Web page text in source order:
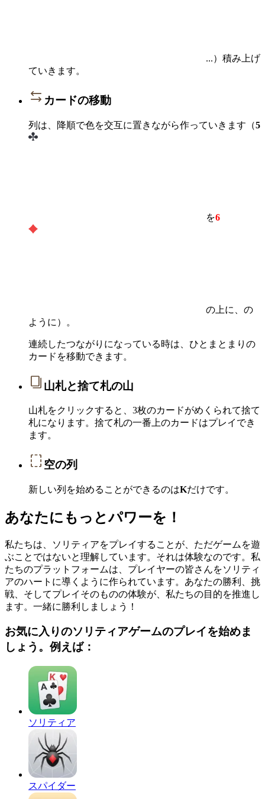
...）積み上げ
ていきます。
カードの移動
列は、降順で色を交互に置きながら作っていきます（5
を6
の上に、の
ように）。
連続したつながりになっている時は、ひとまとまりの
カードを移動できます。
山札と捨て札の山
山札をクリックすると、3枚のカードがめくられて捨て
札になります。捨て札の一番上のカードはプレイでき
ます。
空の列
新しい列を始めることができるのはKだけです。
あなたにもっとパワーを！
私たちは、ソリティアをプレイすることが、ただゲームを遊
ぶことではないと理解しています。それは体験なのです。私
たちのプラットフォームは、プレイヤーの皆さんをソリティ
アのハートに導くように作られています。あなたの勝利、挑
戦、そしてプレイそのものの体験が、私たちの目的を推進し
ます。一緒に勝利しましょう！
お気に入りのソリティアゲームのプレイを始めま
しょう。例えば：
ソリティア
スパイダー